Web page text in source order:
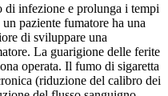
infezione e prolunga i tempi
paziente fumatore ha una
di sviluppare una
La guarigione delle ferite
operata. Il fumo di sigaretta
(riduzione del calibro dei